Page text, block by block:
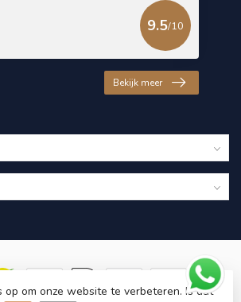
9.5/10
Bekijk meer
op om onze website te verbeteren. Is dat